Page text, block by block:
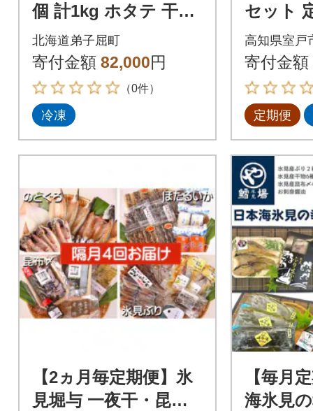
個 計1kg ホタテ 干し
貝柱 北海道 弟子屈町
3711
北海道弟子屈町
寄付金額 82,000円
（0件）
冷凍
セット
あり 約
もの サ
ど
高知県室戸
寄付金額
定期便
【2ヵ月毎定期便】氷
見堀与 一夜干・昆布
【毎月
海氷見